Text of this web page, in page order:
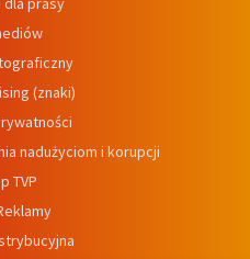
(znaki)
nadużyciom i korupcji
TVP